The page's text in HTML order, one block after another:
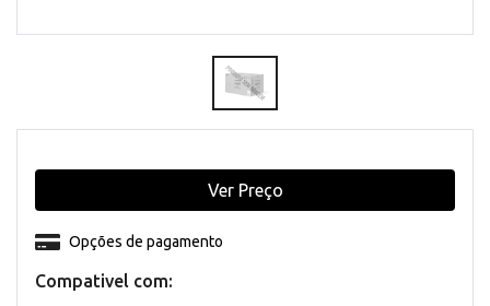
Compativel com:
Opções de pagamento
Ver Preço